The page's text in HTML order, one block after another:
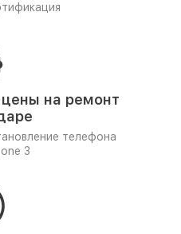
на ремонт
телефона
3